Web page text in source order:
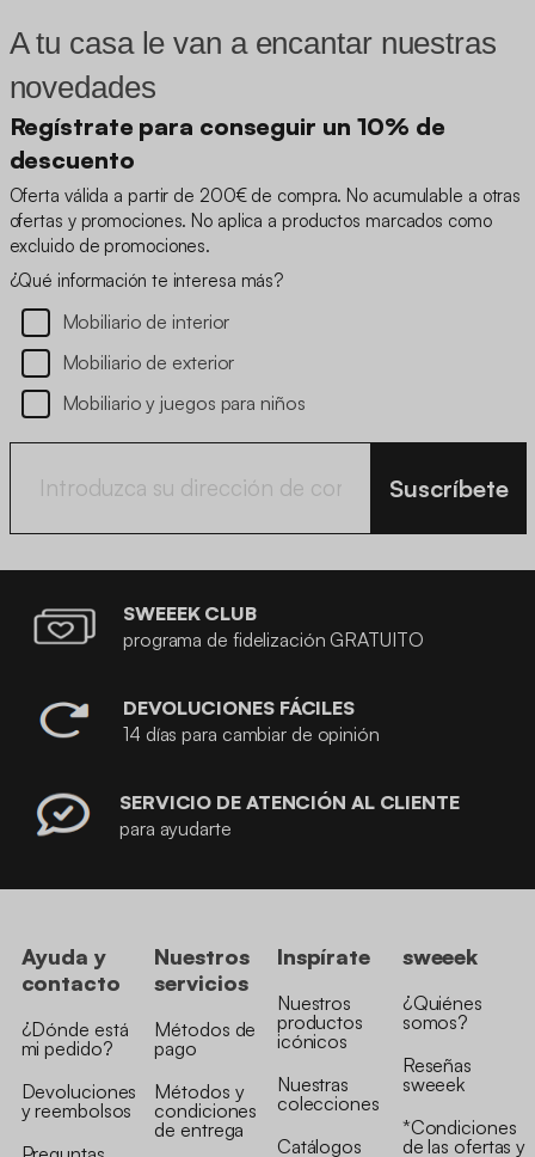
A tu casa le van a encantar nuestras
novedades
Regístrate para conseguir un 10% de
descuento
Oferta válida a partir de 200€ de compra. No acumulable a otras
ofertas y promociones. No aplica a productos marcados como
excluido de promociones.
¿Qué información te interesa más?
Mobiliario de interior
Mobiliario de exterior
Mobiliario y juegos para niños
Suscríbete
SWEEEK CLUB
programa de fidelización GRATUITO
DEVOLUCIONES FÁCILES
14 días para cambiar de opinión
SERVICIO DE ATENCIÓN AL CLIENTE
para ayudarte
Ayuda y
contacto
¿Dónde está
mi pedido?
Devoluciones
y reembolsos
Nuestros
servicios
Métodos de
pago
Métodos y
condiciones
de entrega
Inspírate
Nuestros
productos
icónicos
Nuestras
colecciones
Catálogos
sweeek
¿Quiénes
somos?
Reseñas
sweeek
*Condiciones
de las ofertas y